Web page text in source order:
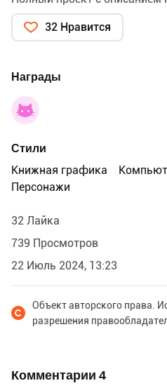
посмотреть тут:
https://dprofile.ru/case/
32 Нравится
Награды
Стили
Книжная графика
Персонажи
32 Лайка
739 Просмотров
22 Июль 2024, 13:23
Объект авторского права.
разрешения
Комментарии 4